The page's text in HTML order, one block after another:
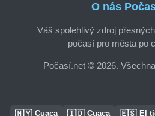
O nás
Váš spolehlivý zdroj
počasí pro města po
Počasí.net © 2026.
🇲🇾 Cuaca 🇮🇩 Cuaca 🇪🇸 El